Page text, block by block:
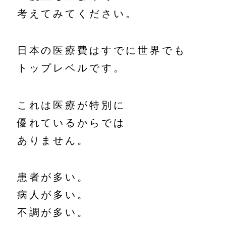
考えてみてください。
日本の医療費はすでに世界でも
トップレベルです。
これは医療が特別に
優れているからでは
ありません。
患者が多い。
病人が多い。
不調が多い。